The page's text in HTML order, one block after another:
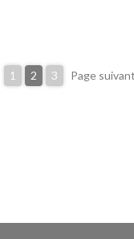
1 2 3 Page